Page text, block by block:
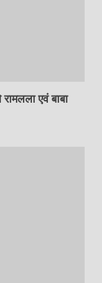
एवं बाबा